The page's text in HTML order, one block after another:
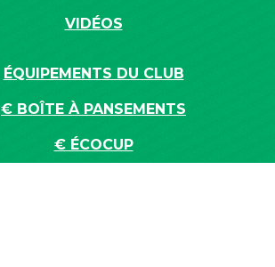
VIDÉOS
ÉQUIPEMENTS DU CLUB
€ BOÎTE À PANSEMENTS
€ ÉCOCUP